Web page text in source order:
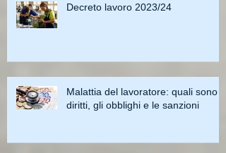
Decreto lavoro 2023/24
Malattia del lavoratore: quali sono i
diritti, gli obblighi e le sanzioni